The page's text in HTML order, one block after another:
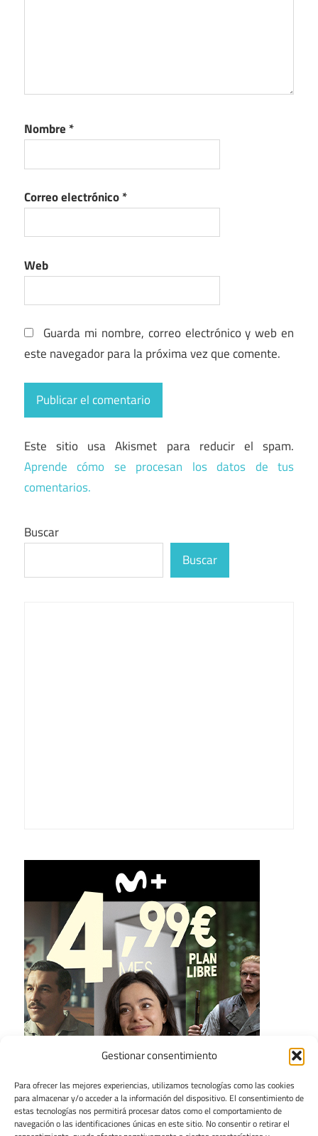
Gestionar consentimiento
Para ofrecer las mejores experiencias, utilizamos tecnologías como las cookies
para almacenar y/o acceder a la información del dispositivo. El consentimiento de
estas tecnologías nos permitirá procesar datos como el comportamiento de
navegación o las identificaciones únicas en este sitio. No consentir o retirar el
Nombre *
Correo electrónico*
Web
Guarda mi nombre, correo electrónico y web en
este navegador para la próxima vez que comente.
Este sitio usa Akismet para reducir el spam.
Aprende cómo se procesan los datos de tus
comentarios.
Buscar
Buscar